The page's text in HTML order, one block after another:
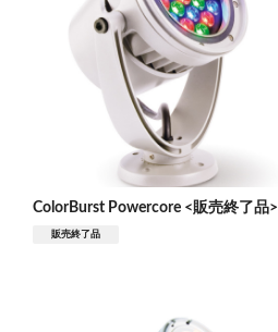
ColorBurst Powercore <販売終了品>
販売終了品